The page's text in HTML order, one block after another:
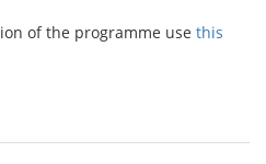
of the programme use this